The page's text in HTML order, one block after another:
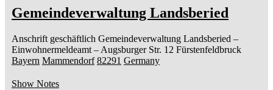
Gemeindeverwaltung Landsberied
Anschrift geschäftlich Gemeindeverwaltung Landsberied –
Einwohnermeldeamt – Augsburger Str. 12 Fürstenfeldbruck
Bayern Mammendorf 82291 Germany
Show Notes